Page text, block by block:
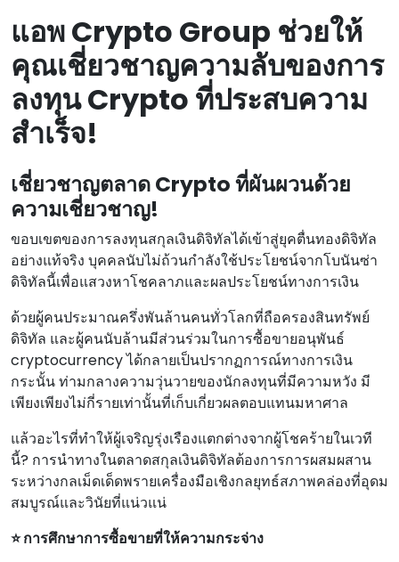
แอพ Crypto Group ช่วยให้
คุณเชี่ยวชาญความลับของการ
ลงทุน Crypto ที่ประสบความ
สําเร็จ!
เชี่ยวชาญตลาด Crypto ที่ผันผวนด้วย
ความเชี่ยวชาญ!
ขอบเขตของการลงทุนสกุลเงินดิจิทัลได้เข้าสู่ยุคตื่นทองดิจิทัล
อย่างแท้จริง บุคคลนับไม่ถ้วนกําลังใช้ประโยชน์จากโบนันซ่า
ดิจิทัลนี้เพื่อแสวงหาโชคลาภและผลประโยชน์ทางการเงิน
ด้วยผู้คนประมาณครึ่งพันล้านคนทั่วโลกที่ถือครองสินทรัพย์
ดิจิทัล และผู้คนนับล้านมีส่วนร่วมในการซื้อขายอนุพันธ์
cryptocurrency ได้กลายเป็นปรากฏการณ์ทางการเงิน
กระนั้น ท่ามกลางความวุ่นวายของนักลงทุนที่มีความหวัง มี
เพียงเพียงไม่กี่รายเท่านั้นที่เก็บเกี่ยวผลตอบแทนมหาศาล
แล้วอะไรที่ทําให้ผู้เจริญรุ่งเรืองแตกต่างจากผู้โชคร้ายในเวที
นี้? การนําทางในตลาดสกุลเงินดิจิทัลต้องการการผสมผสาน
ระหว่างกลเม็ดเด็ดพรายเครื่องมือเชิงกลยุทธ์สภาพคล่องที่อุดม
สมบูรณ์และวินัยที่แน่วแน่
⭐ การศึกษาการซื้อขายที่ให้ความกระจ่าง